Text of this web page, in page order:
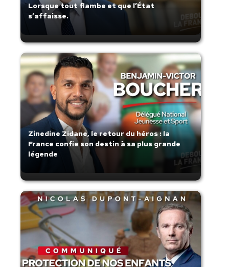
Lorsque tout flambe et que l’État
s’affaisse.
Zinedine Zidane, le retour du héros : la
France confie son destin à sa plus grande
légende